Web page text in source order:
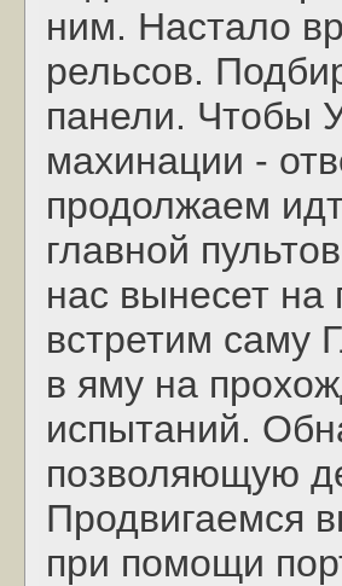
ним. Настало
рельсов.
панели. Чтобы
махинации -
продолжаем
главной
нас вынесет на
встретим саму
в яму на
испытаний.
позволяющую
Продвигаемся
при помощи